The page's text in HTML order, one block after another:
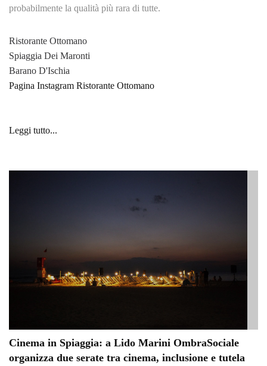
probabilmente la qualità più rara di tutte.
Ristorante Ottomano
Spiaggia Dei Maronti
Barano D'Ischia
Pagina Instagram Ristorante Ottomano
Leggi tutto...
Cinema in Spiaggia: a Lido Marini OmbraSociale
organizza due serate tra cinema, inclusione e tutela